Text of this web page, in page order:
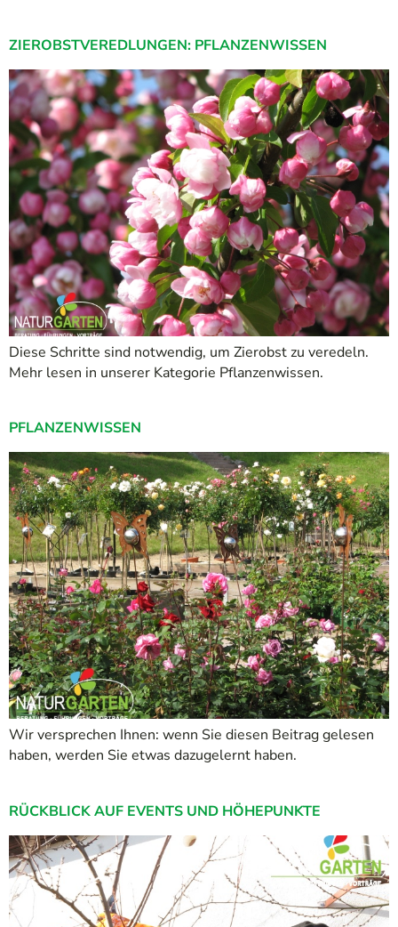
ZIEROBSTVEREDLUNGEN: PFLANZENWISSEN
Diese Schritte sind notwendig, um Zierobst zu veredeln.
Mehr lesen in unserer Kategorie Pflanzenwissen.
PFLANZENWISSEN
Wir versprechen Ihnen: wenn Sie diesen Beitrag gelesen
haben, werden Sie etwas dazugelernt haben.
RÜCKBLICK AUF EVENTS UND HÖHEPUNKTE